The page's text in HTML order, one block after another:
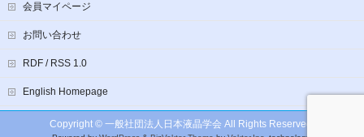
会員マイページ
お問い合わせ
RDF / RSS 1.0
English Homepage
Copyright © 一般社団法人日本液晶学会 All Rights Reserved.